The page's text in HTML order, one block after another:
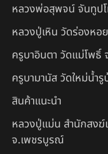
หลวงพ่อสุพจน์ จันทูป
หลวงปู่เหิน วัดร่องห
ครูบาอินตา วัดแม่โพธิ์
ครูบามานัส วัดใหม่น้ำรู
สินค้าแนะนำ
หลวงปู่แม่น สำนักสงฆ์
จ.เพชรบูรณ์